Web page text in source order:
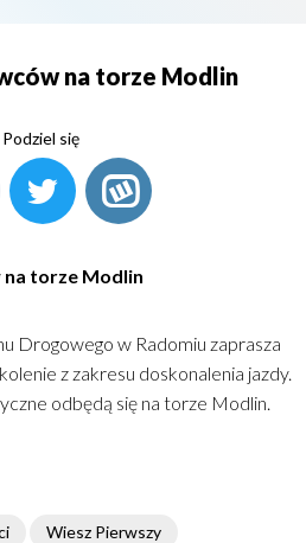
na torze Modlin
Podziel się
torze Modlin
Drogowego w Radomiu zaprasza
z zakresu doskonalenia jazdy.
odbędą się na torze Modlin.
Wiesz Pierwszy